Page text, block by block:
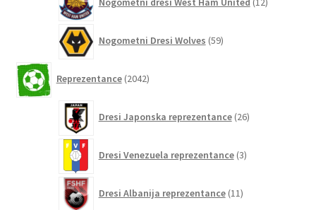
izdelkov
Nogometni Dresi Wolves 59izdelkov
Reprezentance 2042izdelkov
Dresi Japonska reprezentance 26izdelkov
Dresi Venezuela reprezentance 3izdelki
Dresi Albanija reprezentance 11izdelkov